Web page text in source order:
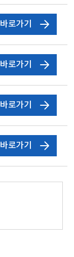
바로가기
바로가기
바로가기
바로가기